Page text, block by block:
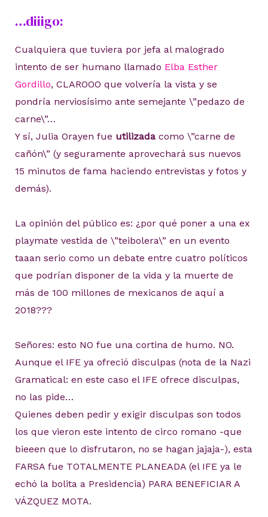
…diiigo:
Cualquiera que tuviera por jefa al malogrado
intento de ser humano llamado Elba Esther
Gordillo, CLAROOO que volvería la vista y se
pondría nerviosísimo ante semejante \”pedazo de
carne\”…
Y sí, Julia Orayen fue utilizadacomo \”carne de
cañón\” (y seguramente aprovechará sus nuevos
15 minutos de fama haciendo entrevistas y fotos y
demás).
La opinión del público es: ¿por qué poner a una ex
playmate vestida de \”teibolera\” en un evento
taaan serio como un debate entre cuatro políticos
que podrían disponer de la vida y la muerte de
más de 100 millones de mexicanos de aquí a
2018???
Señores: esto NO fue una cortina de humo. NO.
Aunque el IFE ya ofreció disculpas (nota de la Nazi
Gramatical: en este caso el IFE ofrece disculpas,
no las pide…
Quienes deben pedir y exigir disculpas son todos
los que vieron este intento de circo romano -que
bieeen que lo disfrutaron, no se hagan jajaja-), esta
FARSA fue TOTALMENTE PLANEADA (el IFE ya le
echó la bolita a Presidencia) PARA BENEFICIAR A
VÁZQUEZ MOTA.